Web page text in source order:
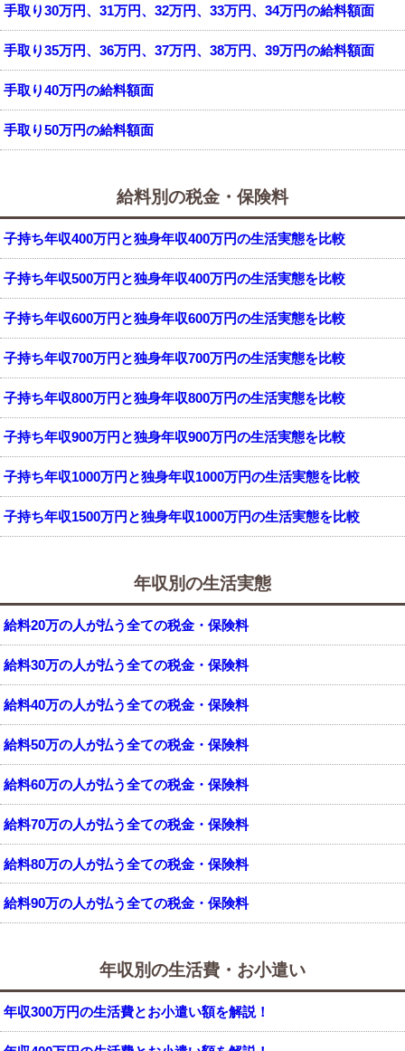
手取り30万円、31万円、32万円、33万円、34万円の給料額面
手取り35万円、36万円、37万円、38万円、39万円の給料額面
手取り40万円の給料額面
手取り50万円の給料額面
給料別の税金・保険料
子持ち年収400万円と独身年収400万円の生活実態を比較
子持ち年収500万円と独身年収400万円の生活実態を比較
子持ち年収600万円と独身年収600万円の生活実態を比較
子持ち年収700万円と独身年収700万円の生活実態を比較
子持ち年収800万円と独身年収800万円の生活実態を比較
子持ち年収900万円と独身年収900万円の生活実態を比較
子持ち年収1000万円と独身年収1000万円の生活実態を比較
子持ち年収1500万円と独身年収1000万円の生活実態を比較
年収別の生活実態
給料20万の人が払う全ての税金・保険料
給料30万の人が払う全ての税金・保険料
給料40万の人が払う全ての税金・保険料
給料50万の人が払う全ての税金・保険料
給料60万の人が払う全ての税金・保険料
給料70万の人が払う全ての税金・保険料
給料80万の人が払う全ての税金・保険料
給料90万の人が払う全ての税金・保険料
年収別の生活費・お小遣い
年収300万円の生活費とお小遣い額を解説！